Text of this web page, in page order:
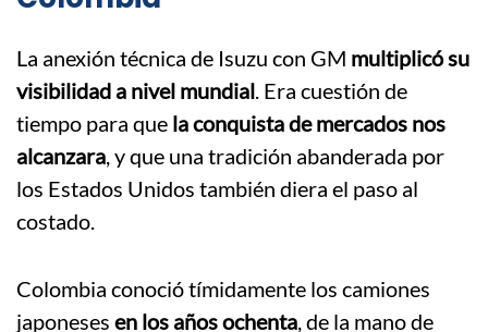
La anexión técnica de Isuzu con GM multiplicó su
visibilidad a nivel mundial. Era cuestión de
tiempo para que la conquista de mercados nos
alcanzara, y que una tradición abanderada por
los Estados Unidos también diera el paso al
costado.
Colombia conoció tímidamente los camiones
japoneses en los años ochenta, de la mano de